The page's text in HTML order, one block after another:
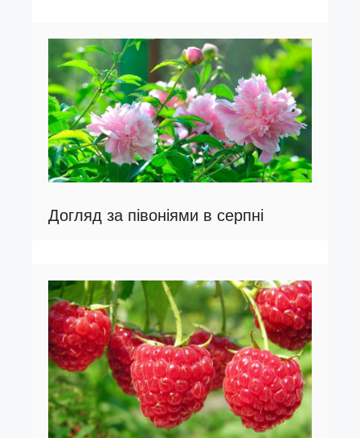
Догляд за півоніями в серпні